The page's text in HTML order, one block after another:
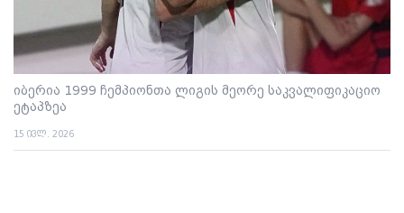
იბერია 1999 ჩემპიონთა ლიგის მეორე საკვალიფიკაციო
ეტაპზეა
15 ივლ. 2026